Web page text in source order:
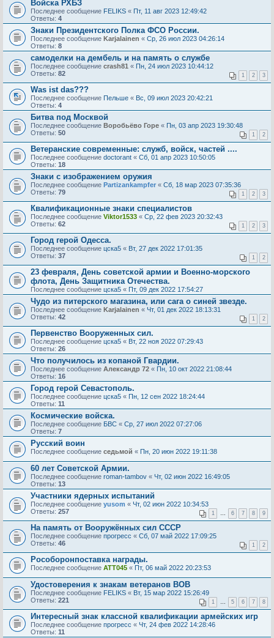
Войска РХБЗ
Последнее сообщение FELIKS « Пт, 11 авг 2023 12:49:42
Ответы: 4
Знаки Президентского Полка ФСО России.
Последнее сообщение Karjalainen « Ср, 26 июл 2023 04:26:14
Ответы: 8
самоделки на дембель и на память о службе
Последнее сообщение crash81 « Пн, 24 июл 2023 10:44:12
Ответы: 82 1 2 3
Was ist das???
Последнее сообщение Пельше « Вс, 09 июл 2023 20:42:21
Ответы: 4
Битва под Москвой
Последнее сообщение Воробьёво Горе « Пн, 03 апр 2023 19:30:48
Ответы: 50 1 2
Ветеранские современные: служб, войск, частей ....
Последнее сообщение doctorant « Сб, 01 апр 2023 10:50:05
Ответы: 18
Знаки с изображением оружия
Последнее сообщение Partizankampfer « Сб, 18 мар 2023 07:35:36
Ответы: 79 1 2 3
Квалификационные знаки специалистов
Последнее сообщение Viktor1533 « Ср, 22 фев 2023 20:32:43
Ответы: 62 1 2 3
Город герой Одесса.
Последнее сообщение цска5 « Вт, 27 дек 2022 17:01:35
Ответы: 37 1 2
23 февраля, День советской армии и Военно-морского
флота, День Защитника Отечества.
Последнее сообщение цска5 « Пт, 09 дек 2022 17:54:27
Чудо из питерского магазина, или сага о синей звезде.
Последнее сообщение Karjalainen « Чт, 01 дек 2022 18:13:31
Ответы: 42 1 2
Первенство Вооруженных сил.
Последнее сообщение цска5 « Вт, 22 ноя 2022 07:29:43
Ответы: 26
Что получилось из копаной Гвардии.
Последнее сообщение Александр 72 « Пн, 10 окт 2022 21:08:44
Ответы: 16
Город герой Севастополь.
Последнее сообщение цска5 « Пн, 12 сен 2022 18:24:44
Ответы: 11
Космические войска.
Последнее сообщение БВС « Ср, 27 июл 2022 07:27:06
Ответы: 7
Русский воин
Последнее сообщение седьмой « Пн, 20 июн 2022 19:11:38
60 лет Советской Армии.
Последнее сообщение roman-tambov « Чт, 02 июн 2022 16:49:05
Ответы: 13
Участники ядерных испытаний
Последнее сообщение yusom « Чт, 02 июн 2022 10:34:53
Ответы: 257 1 6 7 8 9
На память от Вооружённых сил СССР
Последнее сообщение прогресс « Сб, 07 май 2022 17:09:25
Ответы: 46 1 2
Рособоронпоставка награды.
Последнее сообщение ATT045 « Пт, 06 май 2022 20:23:53
Удостоверения к знакам ветеранов ВОВ
Последнее сообщение FELIKS « Вт, 15 мар 2022 15:26:49
Ответы: 221 1 5 6 7 8
Интересный знак классной квалификации армейских игр
Последнее сообщение прогресс « Чт, 24 фев 2022 14:28:46
Ответы: 11